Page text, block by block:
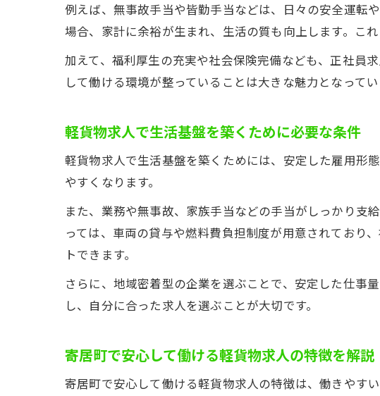
配送業界
配送
軽貨物
例えば、無事故手当や皆勤手当などは、日々の安全運転
場合、家計に余裕が生まれ、生活の質も向上します。こ
加えて、福利厚生の充実や社会保険完備なども、正社員
して働ける環境が整っていることは大きな魅力となってい
軽貨物求人で生活基盤を築くために必要な条件
軽貨物求人で生活基盤を築くためには、安定した雇用形
やすくなります。
また、業務や無事故、家族手当などの手当がしっかり支
っては、車両の貸与や燃料費負担制度が用意されており
トできます。
さらに、地域密着型の企業を選ぶことで、安定した仕事
し、自分に合った求人を選ぶことが大切です。
寄居町で安心して働ける軽貨物求人の特徴を解説
寄居町で安心して働ける軽貨物求人の特徴は、働きやす